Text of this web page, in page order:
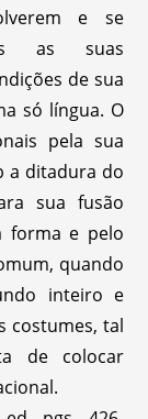
e se
as suas
de sua
só língua. O
pela sua
a ditadura do
sua fusão
forma e pelo
quando
inteiro e
costumes, tal
de colocar